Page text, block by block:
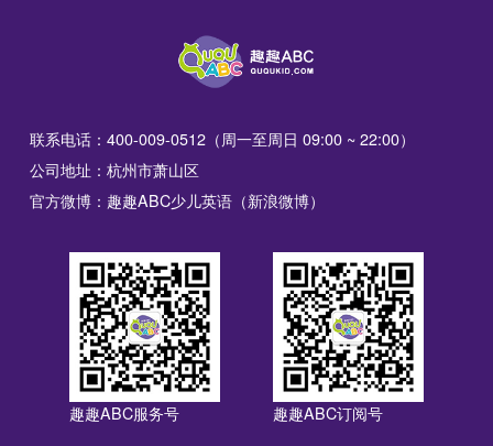
联系电话：400-009-0512（周一至周日 09:00 ~ 22:00）
公司地址：杭州市萧山区
官方微博：趣趣ABC少儿英语（新浪微博）
趣趣ABC服务号 趣趣ABC订阅号